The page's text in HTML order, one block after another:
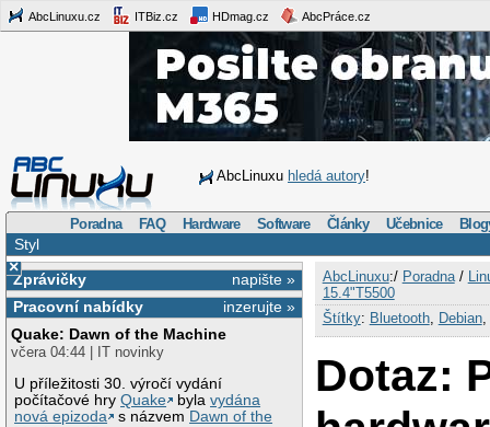
AbcLinuxu.cz ITBiz.cz HDmag.cz AbcPráce.cz
AbcLinuxu hledá autory!
Poradna FAQ Hardware Software Články Učebnice
Styl
×
napište »
Zprávičky
inzerujte »
Pracovní nabídky
Quake: Dawn of the Machine
včera 04:44 | IT novinky
U příležitosti 30. výročí vydání
počítačové hryQuake bylavydána
nová epizoda
s názvem Dawn of the
AbcLinuxu:/ Poradna/
15.4"T5500
Štítky: Bluetooth, Debian,
Dotaz: